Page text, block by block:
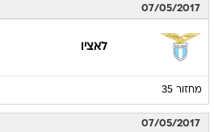
07/05/2017
לאציו
מחזור 35
07/05/2017